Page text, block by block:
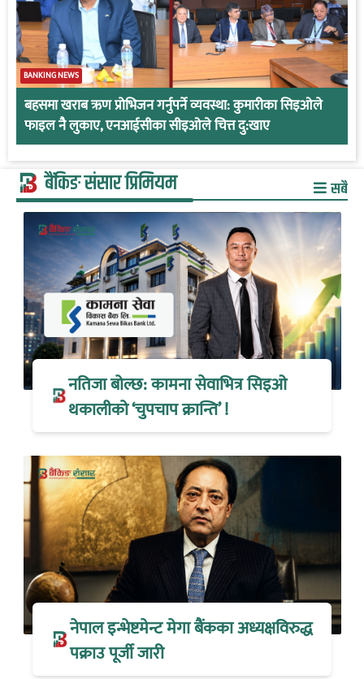
BANKING NEWS
बहसमा खराब ऋण प्रोभिजन गर्नुपर्ने व्यवस्था: कुमारीका सिइओले
फाइल नै लुकाए, एनआईसीका सीइओले चित्त दु:खाए
बैंकिङ संसार प्रिमियम सबै
नतिजा बोल्छ: कामना सेवाभित्र सिइओ
थकालीको ‘चुपचाप क्रान्ति’ !
नेपाल इन्भेष्टमेन्ट मेगा बैंकका अध्यक्षविरुद्ध
पक्राउ पूर्जी जारी